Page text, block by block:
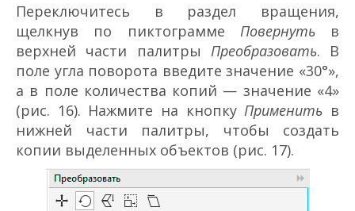
Переключитесь в раздел вращения,
щелкнув по пиктограмме Повернутьв
верхней части палитры Преобразовать. В
поле угла поворота введите значение «30°»,
а в поле количества копий — значение «4»
(рис. 16). Нажмите на кнопку Применить в
нижней части палитры, чтобы создать
копии выделенных объектов (рис. 17).